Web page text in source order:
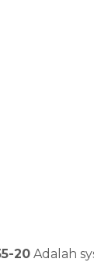
20Adalah